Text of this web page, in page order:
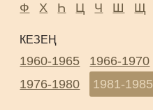
Ф
Х Һ Ц Ч Ш Щ
КЕЗЕҢ
1960-1965 1966-1970
1976-1980
1981-1985